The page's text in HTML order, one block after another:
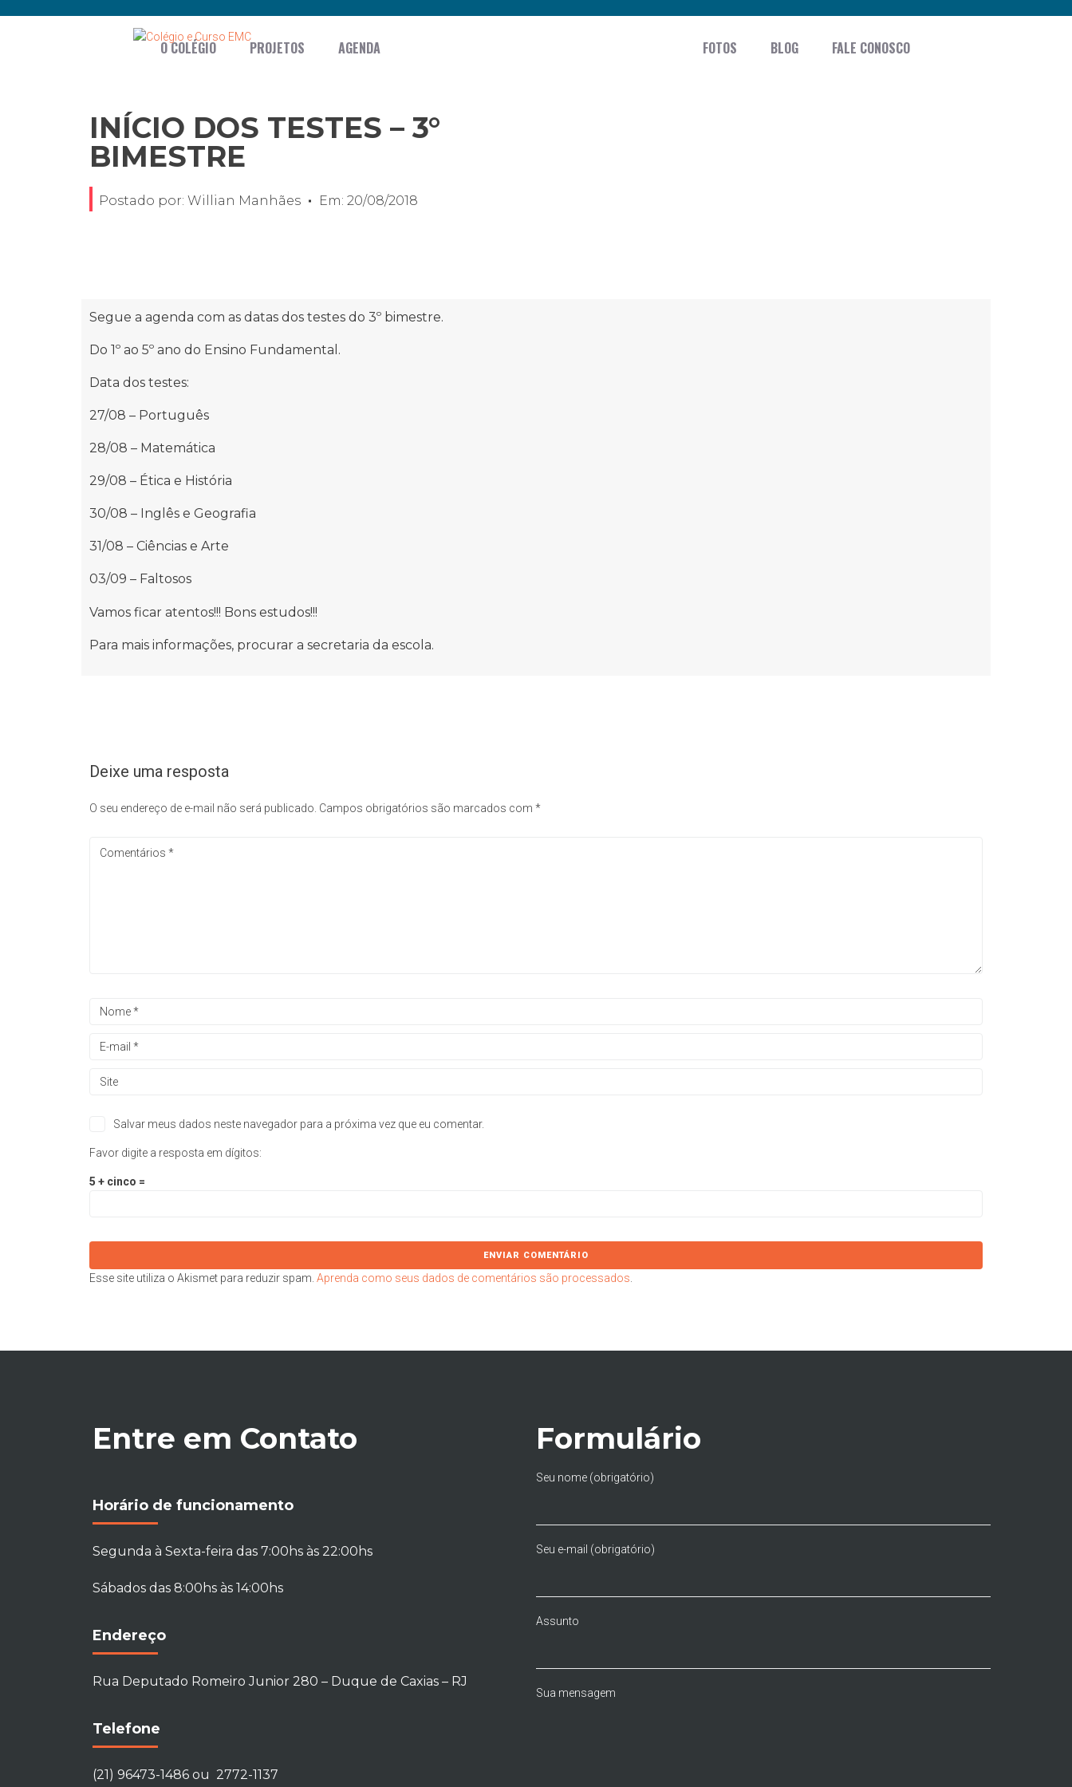
O COLÉGIO PROJETOS AGENDA FOTOS BLOG FALE CONOSCO
INÍCIO DOS TESTES – 3°
BIMESTRE
Postado por: Willian Manhães Em: 20/08/2018
Segue a agenda com as datas dos testes do 3º bimestre.
Do 1º ao 5º ano do Ensino Fundamental.
Data dos testes:
27/08 – Português
28/08 – Matemática
29/08 – Ética e História
30/08 – Inglês e Geografia
31/08 – Ciências e Arte
03/09 – Faltosos
Vamos ficar atentos!!! Bons estudos!!!
Para mais informações, procurar a secretaria da escola.
Deixe uma resposta
O seu endereço de e-mail não será publicado. Campos obrigatórios são marcados com *
Salvar meus dados neste navegador para a próxima vez que eu comentar.
Favor digite a resposta em dígitos:
5 + cinco =
Esse site utiliza o Akismet para reduzir spam. Aprenda como seus dados de comentários são processados.
Entre em Contato
Horário de funcionamento
Segunda à Sexta-feira das 7:00hs às 22:00hs
Sábados das 8:00hs às 14:00hs
Endereço
Rua Deputado Romeiro Junior 280 – Duque de Caxias – RJ
Telefone
(21) 96473-1486 ou 2772-1137
Formulário
Seu nome (obrigatório)
Seu e-mail (obrigatório)
Assunto
Sua mensagem